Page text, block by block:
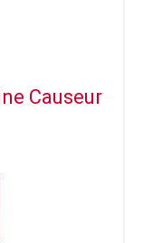
Causeur